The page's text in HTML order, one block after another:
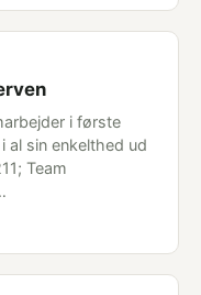
i første
al sin enkelthed ud
Team